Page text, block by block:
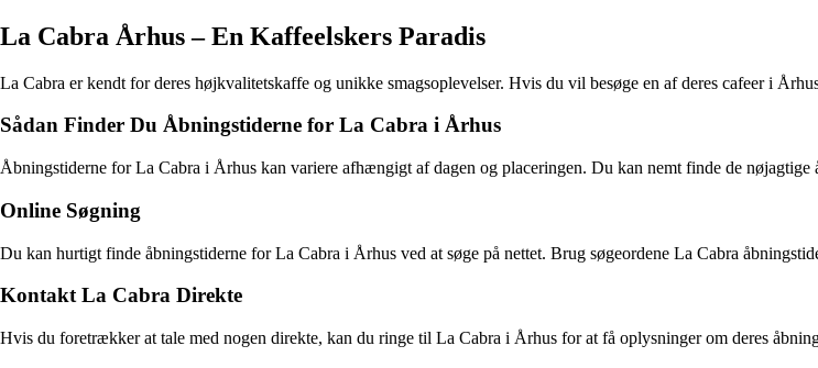
La Cabra Århus – En Kaffeelskers Paradis
La Cabra er kendt for deres højkvalitetskaffe og unikke smagsoplevelser. Hvis du vil besøge en af deres cafeer i
Sådan Finder Du Åbningstiderne for La Cabra i Århus
Åbningstiderne for La Cabra i Århus kan variere afhængigt af dagen og placeringen. Du kan nemt finde de
Online Søgning
Du kan hurtigt finde åbningstiderne for La Cabra i Århus ved at søge på nettet. Brug søgeordene La Cabra
Kontakt La Cabra Direkte
Hvis du foretrækker at tale med nogen direkte, kan du ringe til La Cabra i Århus for at få oplysninger om deres